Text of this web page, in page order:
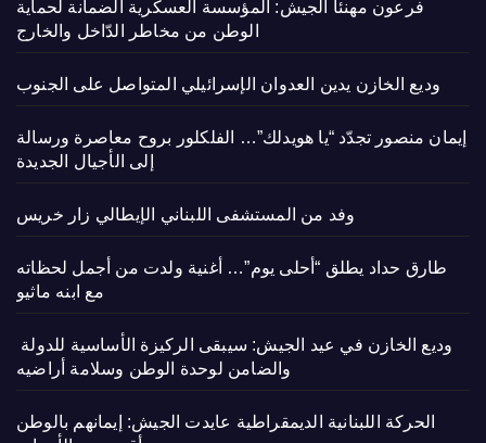
فرعون مهنئا الجيش: المؤسسة العسكرية الضمانة لحماية
الوطن من مخاطر الدّاخل والخارج
وديع الخازن يدين العدوان الإسرائيلي المتواصل على الجنوب
إيمان منصور تجدّد “يا هويدلك”… الفلكلور بروح معاصرة ورسالة
إلى الأجيال الجديدة
وفد من المستشفى اللبناني الإيطالي زار خريس
طارق حداد يطلق “أحلى يوم”… أغنية ولدت من أجمل لحظاته
مع ابنه ماثيو
والضامن لوحدة الوطن وسلامة أراضيه
الحركة اللبنانية الديمقراطية عايدت الجيش: إيمانهم بالوطن